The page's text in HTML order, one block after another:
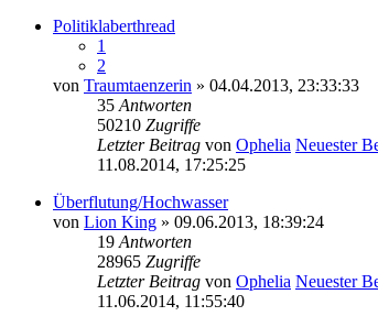
Politiklaberthread
1
2
von Traumtaenzerin » 04.04.2013, 23:33:33
35 Antworten
50210 Zugriffe
Letzter Beitrag von Ophelia Neuester
11.08.2014, 17:25:25
Überflutung/Hochwasser
von Lion King » 09.06.2013, 18:39:24
19 Antworten
28965 Zugriffe
Letzter Beitrag von Ophelia Neuester
11.06.2014, 11:55:40